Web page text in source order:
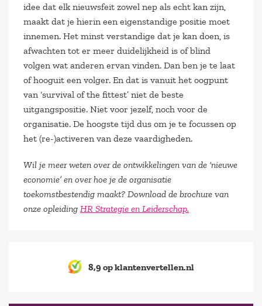
idee dat elk nieuwsfeit zowel nep als echt kan zijn,
maakt dat je hierin een eigenstandige positie moet
innemen. Het minst verstandige dat je kan doen, is
afwachten tot er meer duidelijkheid is of blind
volgen wat anderen ervan vinden. Dan ben je te laat
of hooguit een volger. En dat is vanuit het oogpunt
van ‘survival of the fittest’ niet de beste
uitgangspositie. Niet voor jezelf, noch voor de
organisatie. De hoogste tijd dus om je te focussen op
het (re-)activeren van deze vaardigheden.
Wil je meer weten over de ontwikkelingen van de ‘nieuwe
economie’ en over hoe je de organisatie
toekomstbestendig maakt? Download de brochure van
onze opleiding HR Strategie en Leiderschap.
8,9 op klantenvertellen.nl